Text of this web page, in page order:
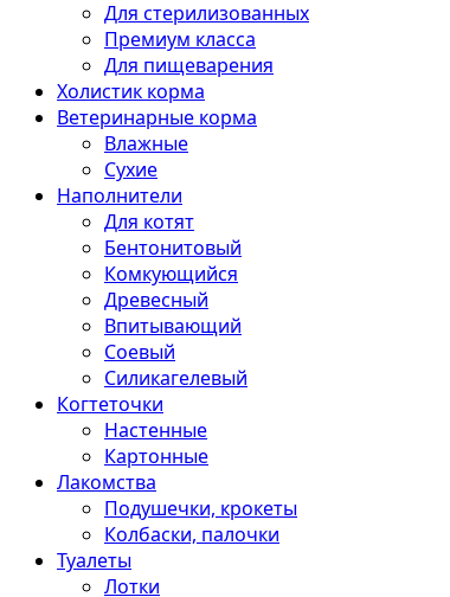
Для стерилизованных
Премиум класса
Для пищеварения
Холистик корма
Ветеринарные корма
Влажные
Сухие
Наполнители
Для котят
Бентонитовый
Комкующийся
Древесный
Впитывающий
Соевый
Силикагелевый
Когтеточки
Настенные
Картонные
Лакомства
Подушечки, крокеты
Колбаски, палочки
Туалеты
Лотки